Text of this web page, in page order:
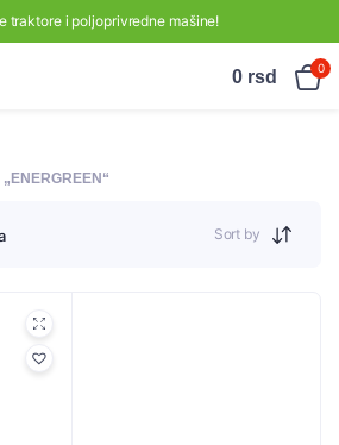
traktore i poljoprivredne mašine!
0 rsd 0
Sort by